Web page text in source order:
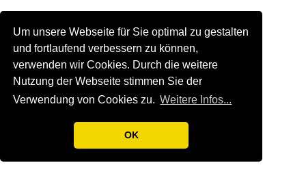
Um unsere Webseite für Sie optimal zu gestalten
und fortlaufend verbessern zu können,
verwenden wir Cookies. Durch die weitere
Nutzung der Webseite stimmen Sie der
Verwendung von Cookies zu. Weitere Infos...
OK